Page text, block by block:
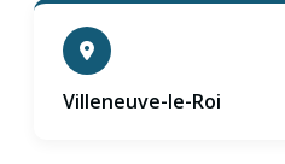
Villeneuve-le-Roi